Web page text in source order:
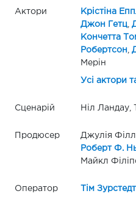
Актори Крістіна
Джон Гетц,
Кончетта
Робертсон
Мерін
Усі актори
Сценарій Ніл Ландау,
Продюсер
Джулія
Роберт Ф.
Майкл
Оператор Тім Зурстедт